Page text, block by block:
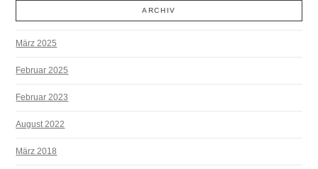
ARCHIV
März 2025
Februar 2025
Februar 2023
August 2022
März 2018